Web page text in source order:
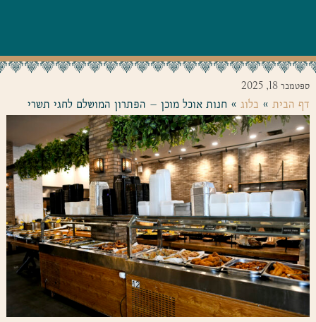
ספטמבר 18, 2025
דף הבית» בלוג» חנות אוכל מוכן – הפתרון המושלם לחגי תשרי